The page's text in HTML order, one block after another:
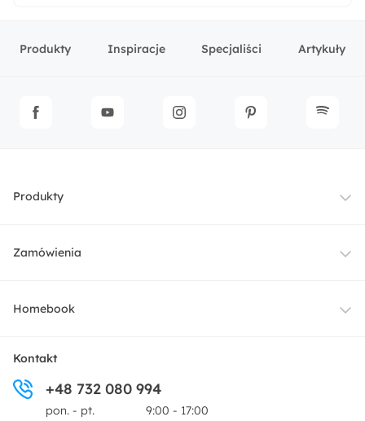
Produkty Inspiracje Specjaliści Artykuły
Produkty
Meble
Dekoracje i akcesoria
Zamówienia
Dostawa
Zwroty
Homebook
O nas
Centrum prasowe
Kontakt
+48 732 080 994
pon. - pt.
9:00 - 17:00